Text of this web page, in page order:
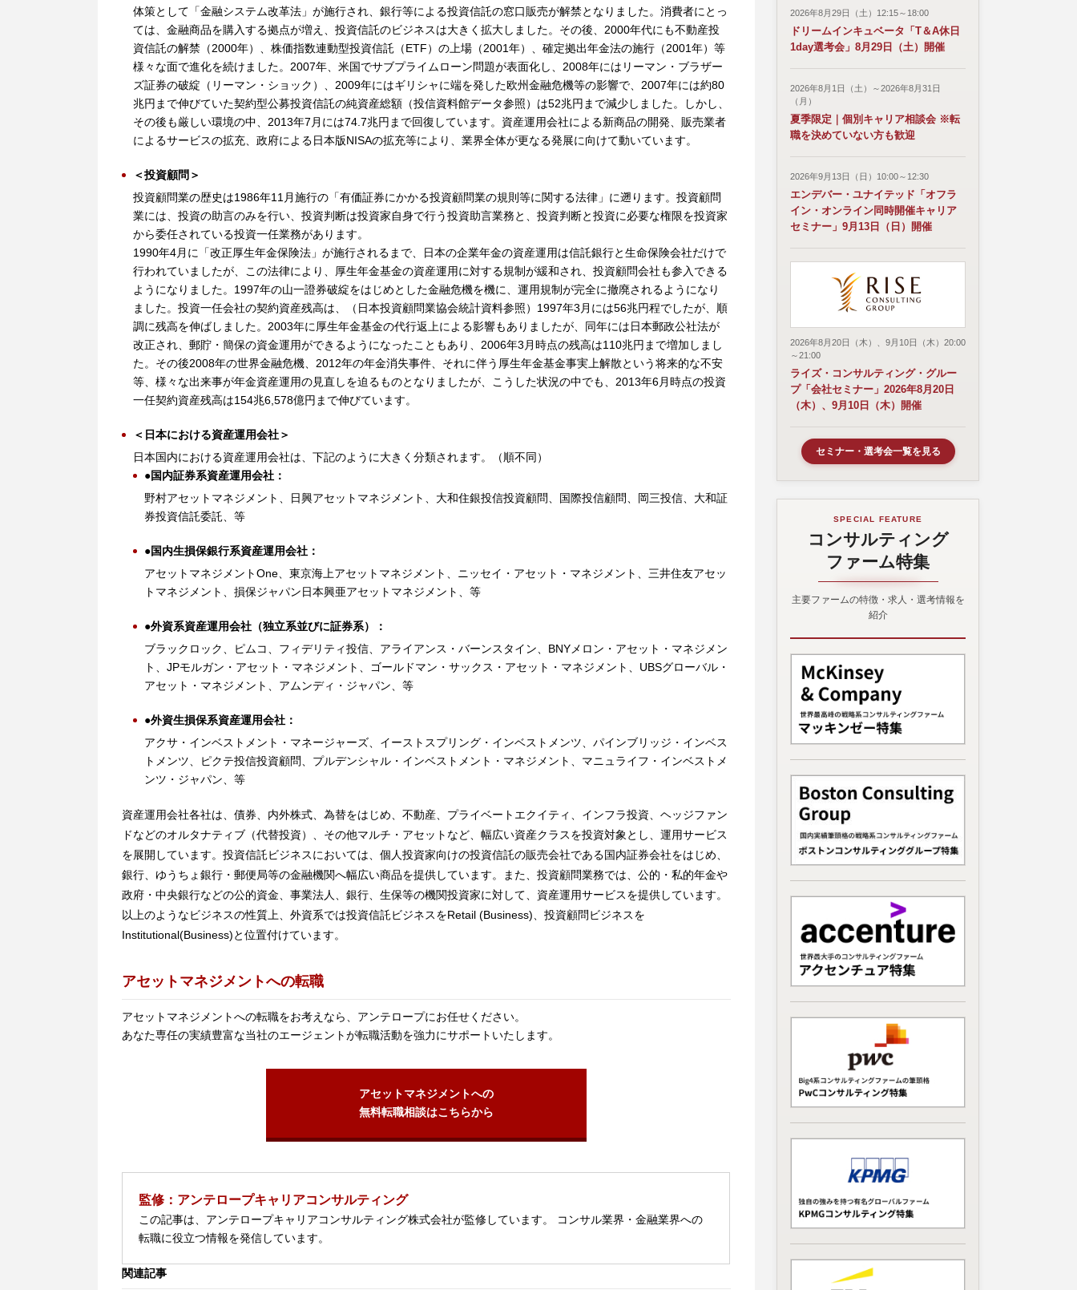
体策として「金融システム改革法」が施行され、銀行等による投資信託の窓口販売が解禁となりました。消費者にとっ
ては、金融商品を購入する拠点が増え、投資信託のビジネスは大きく拡大しました。その後、2000年代にも不動産投
資信託の解禁（2000年）、株価指数連動型投資信託（ETF）の上場（2001年）、確定拠出年金法の施行（2001年）等
様々な面で進化を続けました。2007年、米国でサブプライムローン問題が表面化し、2008年にはリーマン・ブラザー
ズ証券の破綻（リーマン・ショック）、2009年にはギリシャに端を発した欧州金融危機等の影響で、2007年には約80
兆円まで伸びていた契約型公募投資信託の純資産総額（投信資料館データ参照）は52兆円まで減少しました。しかし、
その後も厳しい環境の中、2013年7月には74.7兆円まで回復しています。資産運用会社による新商品の開発、販売業者
によるサービスの拡充、政府による日本版NISAの拡充等により、業界全体が更なる発展に向けて動いています。
＜投資顧問＞
投資顧問業の歴史は1986年11月施行の「有価証券にかかる投資顧問業の規則等に関する法律」に遡ります。投資顧問
業には、投資の助言のみを行い、投資判断は投資家自身で行う投資助言業務と、投資判断と投資に必要な権限を投資家
から委任されている投資一任業務があります。
1990年4月に「改正厚生年金保険法」が施行されるまで、日本の企業年金の資産運用は信託銀行と生命保険会社だけで
行われていましたが、この法律により、厚生年金基金の資産運用に対する規制が緩和され、投資顧問会社も参入できる
ようになりました。1997年の山一證券破綻をはじめとした金融危機を機に、運用規制が完全に撤廃されるようになり
ました。投資一任会社の契約資産残高は、（日本投資顧問業協会統計資料参照）1997年3月には56兆円程でしたが、順
調に残高を伸ばしました。2003年に厚生年金基金の代行返上による影響もありましたが、同年には日本郵政公社法が
改正され、郵貯・簡保の資金運用ができるようになったこともあり、2006年3月時点の残高は110兆円まで増加しまし
た。その後2008年の世界金融危機、2012年の年金消失事件、それに伴う厚生年金基金事実上解散という将来的な不安
等、様々な出来事が年金資産運用の見直しを迫るものとなりましたが、こうした状況の中でも、2013年6月時点の投資
一任契約資産残高は154兆6,578億円まで伸びています。
＜日本における資産運用会社＞
日本国内における資産運用会社は、下記のように大きく分類されます。（順不同）
●国内証券系資産運用会社：
野村アセットマネジメント、日興アセットマネジメント、大和住銀投信投資顧問、国際投信顧問、岡三投信、大和証
券投資信託委託、等
●国内生損保銀行系資産運用会社：
アセットマネジメントOne、東京海上アセットマネジメント、ニッセイ・アセット・マネジメント、三井住友アセッ
トマネジメント、損保ジャパン日本興亜アセットマネジメント、等
●外資系資産運用会社（独立系並びに証券系）：
ブラックロック、ピムコ、フィデリティ投信、アライアンス・バーンスタイン、BNYメロン・アセット・マネジメン
ト、JPモルガン・アセット・マネジメント、ゴールドマン・サックス・アセット・マネジメント、UBSグローバル・
アセット・マネジメント、アムンディ・ジャパン、等
●外資生損保系資産運用会社：
アクサ・インベストメント・マネージャーズ、イーストスプリング・インベストメンツ、パインブリッジ・インベス
トメンツ、ピクテ投信投資顧問、プルデンシャル・インベストメント・マネジメント、マニュライフ・インベストメ
ンツ・ジャパン、等
資産運用会社各社は、債券、内外株式、為替をはじめ、不動産、プライベートエクイティ、インフラ投資、ヘッジファン
ドなどのオルタナティブ（代替投資）、その他マルチ・アセットなど、幅広い資産クラスを投資対象とし、運用サービス
を展開しています。投資信託ビジネスにおいては、個人投資家向けの投資信託の販売会社である国内証券会社をはじめ、
銀行、ゆうちょ銀行・郵便局等の金融機関へ幅広い商品を提供しています。また、投資顧問業務では、公的・私的年金や
政府・中央銀行などの公的資金、事業法人、銀行、生保等の機関投資家に対して、資産運用サービスを提供しています。
以上のようなビジネスの性質上、外資系では投資信託ビジネスをRetail (Business)、投資顧問ビジネスを
Institutional(Business)と位置付けています。
アセットマネジメントへの転職
アセットマネジメントへの転職をお考えなら、アンテロープにお任せください。
あなた専任の実績豊富な当社のエージェントが転職活動を強力にサポートいたします。
アセットマネジメントへの
無料転職相談はこちらから
監修：アンテロープキャリアコンサルティング
この記事は、アンテロープキャリアコンサルティング株式会社が監修しています。 コンサル業界・金融業界への
転職に役立つ情報を発信しています。
関連記事
2026年8月29日（土）12:15～18:00
ドリームインキュベータ「T＆A休日
1day選考会」8月29日（土）開催
2026年8月1日（土）～2026年8月31日
（月）
夏季限定｜個別キャリア相談会 ※転
職を決めていない方も歓迎
2026年9月13日（日）10:00～12:30
エンデバー・ユナイテッド「オフラ
イン・オンライン同時開催キャリア
セミナー」9月13日（日）開催
2026年8月20日（木）、9月10日（木）20:00
～21:00
ライズ・コンサルティング・グルー
プ「会社セミナー」2026年8月20日
（木）、9月10日（木）開催
セミナー・選考会一覧を見る
SPECIAL FEATURE
コンサルティング
ファーム特集
主要ファームの特徴・求人・選考情報を
紹介